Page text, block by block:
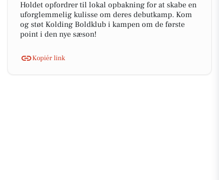
Holdet opfordrer til lokal opbakning for at skabe en
uforglemmelig kulisse om deres debutkamp. Kom
og støt Kolding Boldklub i kampen om de første
point i den nye sæson!
Kopiér link